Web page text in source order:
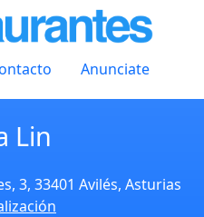
Anunciate
Lin
3, 33401 Avilés, Asturias